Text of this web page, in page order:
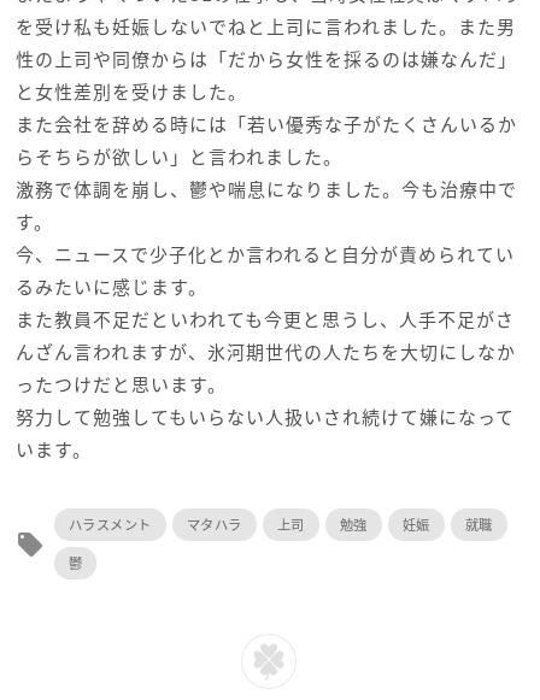
を受け私も妊娠しないでねと上司に言われました。また男
性の上司や同僚からは「だから女性を採るのは嫌なんだ」
と女性差別を受けました。
また会社を辞める時には「若い優秀な子がたくさんいるか
らそちらが欲しい」と言われました。
激務で体調を崩し、鬱や喘息になりました。今も治療中で
す。
今、ニュースで少子化とか言われると自分が責められてい
るみたいに感じます。
また教員不足だといわれても今更と思うし、人手不足がさ
んざん言われますが、氷河期世代の人たちを大切にしなか
ったつけだと思います。
努力して勉強してもいらない人扱いされ続けて嫌になって
います。
local_offer
ハラスメント マタハラ 上司 勉強 妊娠
就職
鬱